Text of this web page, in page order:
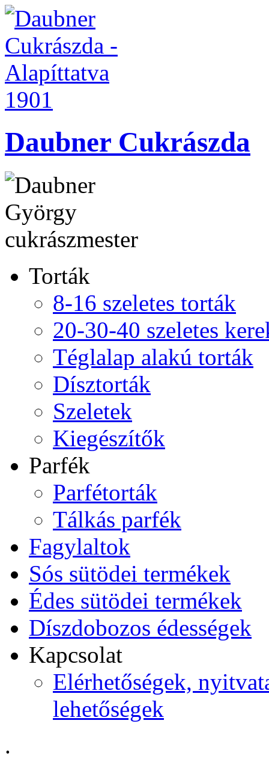
Daubner Cukrászda
Torták
8-16 szeletes torták
20-30-40 szeletes
Téglalap alakú torták
Dísztorták
Szeletek
Kiegészítők
Parfék
Parfétorták
Tálkás parfék
Fagylaltok
Sós sütödei termékek
Édes sütödei termékek
Díszdobozos édességek
Kapcsolat
Elérhetőségek,
lehetőségek
.